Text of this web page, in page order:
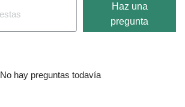
Haz una
pregunta
No hay preguntas todavía